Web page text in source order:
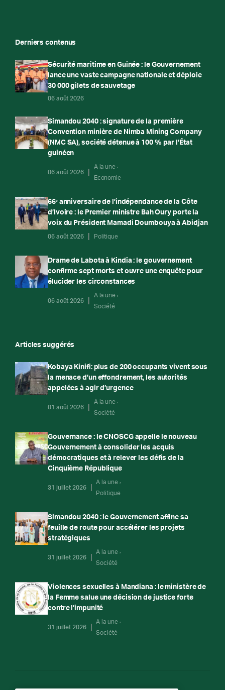
Derniers contenus
Sécurité maritime en Guinée : le Gouvernement
lance une vaste campagne nationale et déploie
30 000 gilets de sauvetage
06 août 2026
Simandou 2040 : signature de la première
Convention minière de Nimba Mining Company
(NMC SA), société détenue à 100 % par l’État
guinéen
06 août 2026
A la une
Economie
66ᵉ anniversaire de l’indépendance de la Côte
d’Ivoire : le Premier ministre Bah Oury porte la
voix du Président Mamadi Doumbouya à Abidjan
06 août 2026 Politique
Drame de Labota à Kindia : le gouvernement
confirme sept morts et ouvre une enquête pour
élucider les circonstances
06 août 2026
A la une
Société
Articles suggérés
Kobaya Kinifi: plus de 200 occupants vivent sous
la menace d’un effondrement, les autorités
appelées à agir d’urgence
01 août 2026
A la une
Société
Gouvernance : le CNOSCG appelle le nouveau
Gouvernement à consolider les acquis
démocratiques et à relever les défis de la
Cinquième République
31 juillet 2026
A la une
Politique
Simandou 2040 : le Gouvernement affine sa
feuille de route pour accélérer les projets
stratégiques
31 juillet 2026
A la une
Société
Violences sexuelles à Mandiana : le ministère de
la Femme salue une décision de justice forte
contre l’impunité
31 juillet 2026
A la une
Société